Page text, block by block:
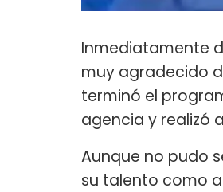
Inmediatamente
muy agradecido
terminó el
agencia y realizó
Aunque no pudo
su talento como